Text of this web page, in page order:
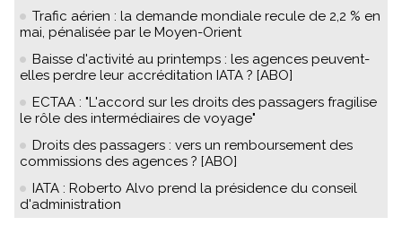
Trafic aérien : la demande mondiale recule de 2,2 % en
mai, pénalisée par le Moyen-Orient
Baisse d'activité au printemps : les agences peuvent-
elles perdre leur accréditation IATA ? [ABO]
ECTAA : "L'accord sur les droits des passagers fragilise
le rôle des intermédiaires de voyage"
Droits des passagers : vers un remboursement des
commissions des agences ? [ABO]
IATA : Roberto Alvo prend la présidence du conseil
d'administration